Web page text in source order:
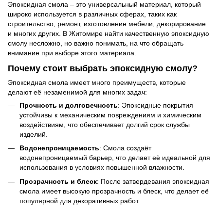
Эпоксидная смола – это универсальный материал, который
широко используется в различных сферах, таких как
строительство, ремонт, изготовление мебели, декорирование
и многих других. В Житомире найти качественную эпоксидную
смолу несложно, но важно понимать, на что обращать
внимание при выборе этого материала.
Почему стоит выбрать эпоксидную смолу?
Эпоксидная смола имеет много преимуществ, которые
делают её незаменимой для многих задач:
Прочность и долговечность: Эпоксидные покрытия
устойчивы к механическим повреждениям и химическим
воздействиям, что обеспечивает долгий срок службы
изделий.
Водонепроницаемость: Смола создаёт
водонепроницаемый барьер, что делает её идеальной для
использования в условиях повышенной влажности.
Прозрачность и блеск: После затвердевания эпоксидная
смола имеет высокую прозрачность и блеск, что делает её
популярной для декоративных работ.